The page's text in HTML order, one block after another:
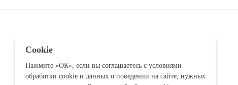
Cookie
Нажмите «ОК», если вы соглашаетесь с условиями
обработки cookie и данных о поведении на сайте, нужных